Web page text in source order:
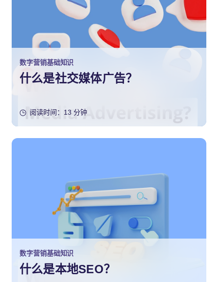
数字营销基础知识
什么是社交媒体广告？
阅读时间：13 分钟
数字营销基础知识
什么是本地SEO？